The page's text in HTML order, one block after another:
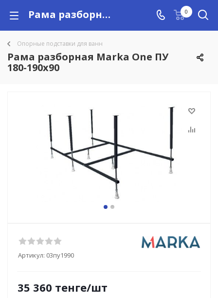
Рама разборная Marka One ПУ 180-190x90 купить в Алматы с доставкой по Казахстану, цены 0
Опорные подставки для ванн
Рама разборная Marka One ПУ
180-190x90
Артикул: 03пу1990
35 360 тенге/шт